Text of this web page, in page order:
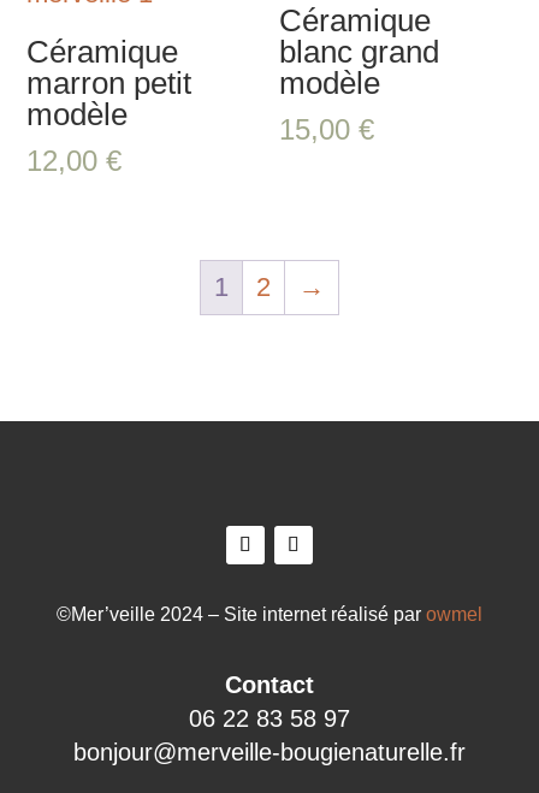
Céramique
marron petit
modèle
12,00€
Céramique
blanc grand
modèle
15,00€
1 2 →
©Mer’veille 2024 – Site internet réalisé par owmel
Contact
06 22 83 58 97
bonjour@merveille-bougienaturelle.fr